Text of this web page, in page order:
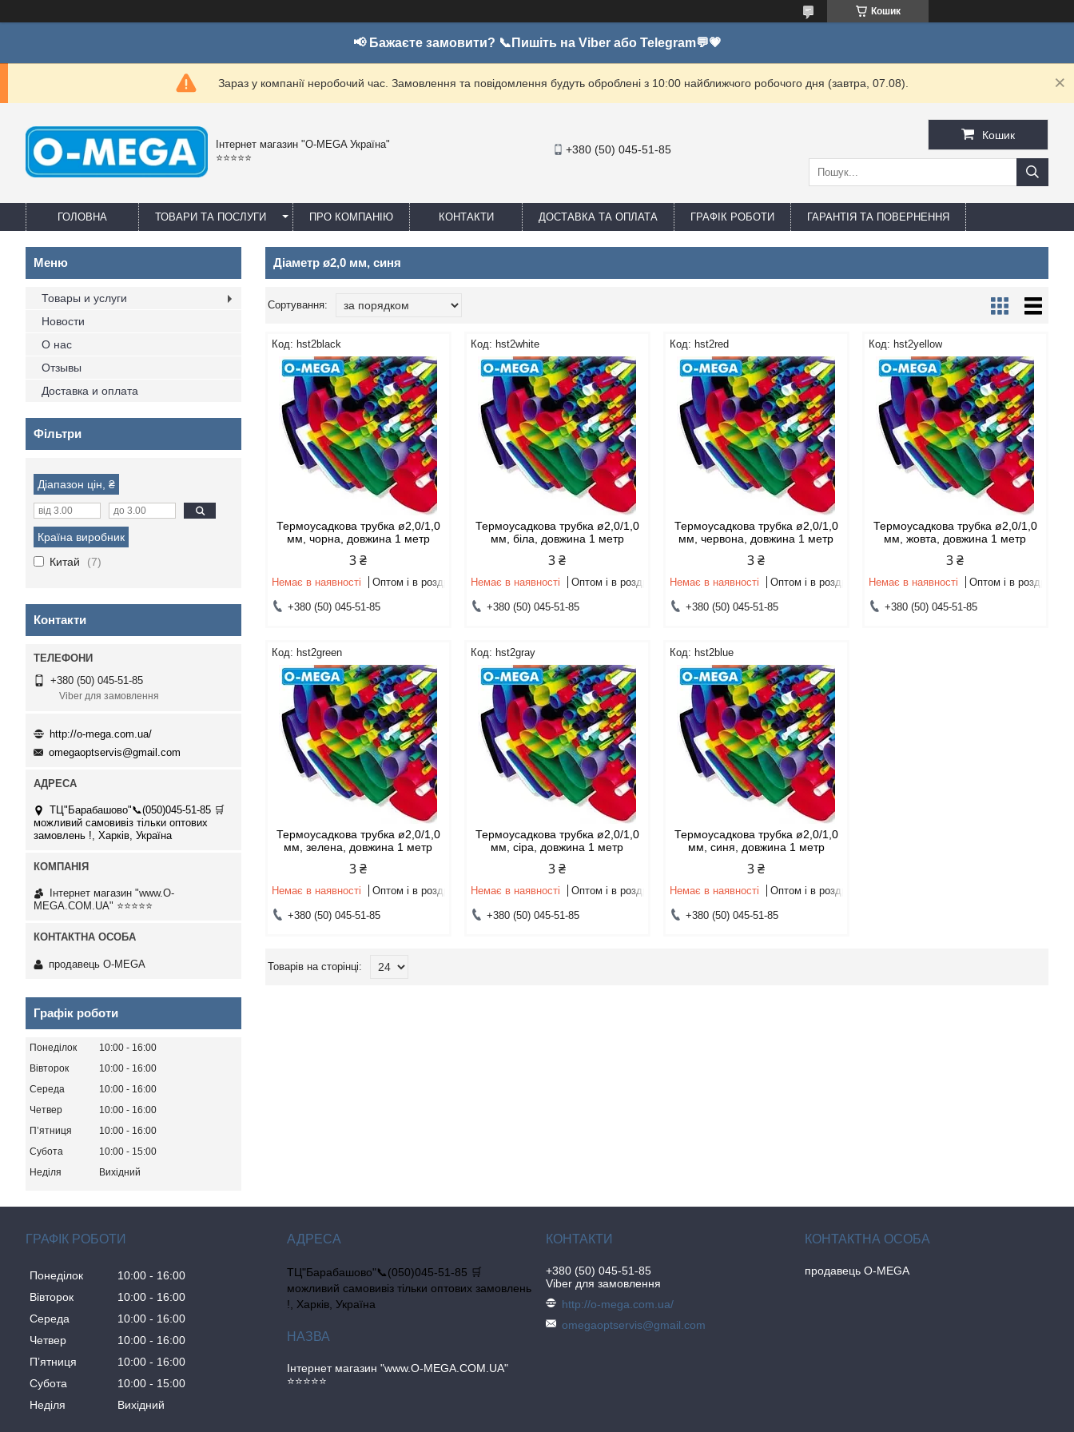
Кошик
📢 Бажаєте замовити? 📞Пишіть на Viber або Telegram💬💗
Зараз у компанії неробочий час. Замовлення та повідомлення будуть оброблені з 10:00 найближчого робочого дня (завтра, 07.08).
Інтернет магазин "O-MEGA Україна"
⭐⭐⭐⭐⭐
+380 (50) 045-51-85
Кошик
ГОЛОВНА ТОВАРИ ТА ПОСЛУГИ ПРО КОМПАНІЮ КОНТАКТИ ДОСТАВКА ТА ОПЛАТА ГРАФІК РОБОТИ ГАРАНТІЯ ТА ПОВЕРНЕННЯ
Діаметр ø2,0 мм, синя
hst2black
Термоусадкова трубка ø2,0/1,0
мм, чорна, довжина 1 метр
3 ₴
Немає в наявності Оптом і в роздріб
+380 (50) 045-51-85
hst2white
Термоусадкова трубка ø2,0/1,0
мм, біла, довжина 1 метр
3 ₴
Немає в наявності Оптом і в роздріб
+380 (50) 045-51-85
hst2red
Термоусадкова трубка ø2,0/1,0
мм, червона, довжина 1 метр
3 ₴
Немає в наявності Оптом і в роздріб
+380 (50) 045-51-85
hst2yellow
Термоусадкова трубка ø2,0/1,0
мм, жовта, довжина 1 метр
3 ₴
Немає в наявності Оптом і в роздріб
+380 (50) 045-51-85
hst2green
Термоусадкова трубка ø2,0/1,0
мм, зелена, довжина 1 метр
3 ₴
Немає в наявності Оптом і в роздріб
+380 (50) 045-51-85
hst2gray
Термоусадкова трубка ø2,0/1,0
мм, сіра, довжина 1 метр
3 ₴
Немає в наявності Оптом і в роздріб
+380 (50) 045-51-85
hst2blue
Термоусадкова трубка ø2,0/1,0
мм, синя, довжина 1 метр
3 ₴
Немає в наявності Оптом і в роздріб
+380 (50) 045-51-85
Товары и услуги
Новости
О нас
Отзывы
Доставка и оплата
Фільтри
Діапазон цін, ₴
Країна виробник
Китай
7
Контакти
+380 (50) 045-51-85
Viber для замовлення
http://o-mega.com.ua/
omegaoptservis@gmail.com
ТЦ"Барабашово"📞(050)045-51-85 🛒
можливий самовивіз тільки оптових
замовлень !, Харків, Україна
Інтернет магазин "www.O-
MEGA.COM.UA" ⭐⭐⭐⭐⭐
продавець O-MEGA
Графік роботи
Понеділок 10:00
16:00
Вівторок
10:00
16:00
Середа
10:00
16:00
Четвер
10:00
16:00
Пʼятниця
10:00
16:00
Субота
10:00
15:00
Неділя
Вихідний
ГРАФІК РОБОТИ
Понеділок 10:00
16:00
Вівторок
10:00
16:00
Середа
10:00
16:00
Четвер
10:00
16:00
Пʼятниця
10:00
16:00
Субота
10:00
15:00
Неділя
Вихідний
ТЦ"Барабашово"📞(050)045-51-85 🛒
можливий самовивіз тільки оптових замовлень
!, Харків, Україна
Інтернет магазин "www.O-MEGA.COM.UA"
⭐⭐⭐⭐⭐
+380 (50) 045-51-85
Viber для замовлення
http://o-mega.com.ua/
omegaoptservis@gmail.com
продавець O-MEGA